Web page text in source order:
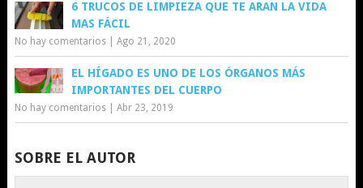
6 TRUCOS DE LIMPIEZA QUE TE ARAN LA VIDA
MAS FÁCIL
No hay comentarios| Ago 21, 2020
EL HÍGADO ES UNO DE LOS ÓRGANOS MÁS
IMPORTANTES DEL CUERPO
No hay comentarios| Abr 23, 2019
SOBRE EL AUTOR